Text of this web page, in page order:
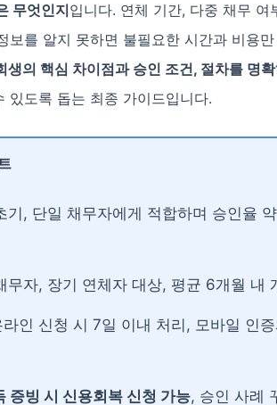
무엇인지입니다. 연체 기간, 다중 채무 여
보를 알지 못하면 불필요한 시간과 비용
생의 핵심 차이점과 승인 조건, 절차를 명
있도록 돕는 최종 가이드입니다.
기, 단일 채무자에게 적합하며 승인율
무자, 장기 연체자 대상, 평균 6개월 내
라인 신청 시 7일 이내 처리, 모바일 인
증빙 시 신용회복 신청 가능, 승인 사례